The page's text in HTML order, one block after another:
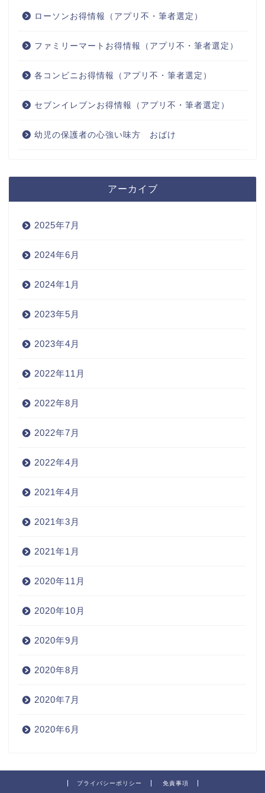
ローソンお得情報（アプリ不・筆者選定）
ファミリーマートお得情報（アプリ不・筆者選定）
各コンビニお得情報（アプリ不・筆者選定）
セブンイレブンお得情報（アプリ不・筆者選定）
幼児の保護者の心強い味方 おばけ
アーカイブ
2025年7月
2024年6月
2024年1月
2023年5月
2023年4月
2022年11月
2022年8月
2022年7月
2022年4月
2021年4月
2021年3月
2021年1月
2020年11月
2020年10月
2020年9月
2020年8月
2020年7月
2020年6月
プライバシーポリシー 免責事項